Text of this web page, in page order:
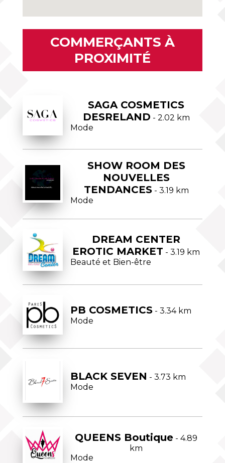
COMMERÇANTS À
PROXIMITÉ
SAGA COSMETICS
DESRELAND - 2.02 km
Mode
SHOW ROOM DES
NOUVELLES
TENDANCES- 3.19 km
Mode
DREAM CENTER
EROTIC MARKET - 3.19 km
Beauté et Bien-être
PB COSMETICS- 3.34 km
Mode
BLACK SEVEN - 3.73 km
Mode
QUEENS Boutique - 4.89
km
Mode